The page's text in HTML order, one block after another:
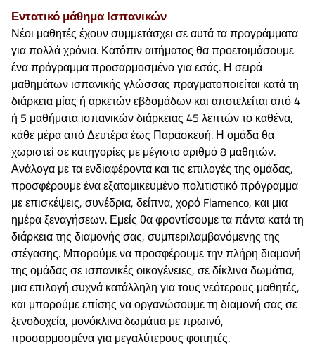
Εντατικό μάθημα Ισπανικών
Νέοι μαθητές έχουν συμμετάσχει σε αυτά τα προγράμματα
για πολλά χρόνια. Κατόπιν αιτήματος θα προετοιμάσουμε
ένα πρόγραμμα προσαρμοσμένο για εσάς. Η σειρά
μαθημάτων ισπανικής γλώσσας πραγματοποιείται κατά τη
διάρκεια μίας ή αρκετών εβδομάδων και αποτελείται από 4
ή 5 μαθήματα ισπανικών διάρκειας 45 λεπτών το καθένα,
κάθε μέρα από Δευτέρα έως Παρασκευή. Η ομάδα θα
χωριστεί σε κατηγορίες με μέγιστο αριθμό 8 μαθητών.
Ανάλογα με τα ενδιαφέροντα και τις επιλογές της ομάδας,
προσφέρουμε ένα εξατομικευμένο πολιτιστικό πρόγραμμα
με επισκέψεις, συνέδρια, δείπνα, χορό Flamenco, και μια
ημέρα ξεναγήσεων. Εμείς θα φροντίσουμε τα πάντα κατά τη
διάρκεια της διαμονής σας, συμπεριλαμβανόμενης της
στέγασης. Μπορούμε να προσφέρουμε την πλήρη διαμονή
της ομάδας σε ισπανικές οικογένειες, σε δίκλινα δωμάτια,
μια επιλογή συχνά κατάλληλη για τους νεότερους μαθητές,
και μπορούμε επίσης να οργανώσουμε τη διαμονή σας σε
ξενοδοχεία, μονόκλινα δωμάτια με πρωινό,
προσαρμοσμένα για μεγαλύτερους φοιτητές.